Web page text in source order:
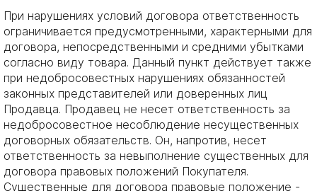
При нарушениях условий договора ответственность
ограничивается предусмотренными, характерными для
договора, непосредственными и средними убытками
согласно виду товара. Данный пункт действует также
при недобросовестных нарушениях обязанностей
законных представителей или доверенных лиц
Продавца. Продавец не несет ответственность за
недобросовестное несоблюдение несущественных
договорных обязательств. Он, напротив, несет
ответственность за невыполнение существенных для
договора правовых положений Покупателя.
Существенные для договора правовые положение -